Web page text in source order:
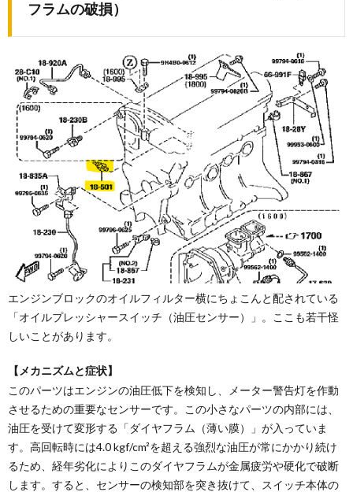
フラムの破損）
エンジンブロックのオイルフィルター横にちょこんと配されている
「オイルプレッシャースイッチ（油圧センサー）」。ここも若干怪
しいことがあります。
【メカニズムと症状】
このパーツはエンジンの油圧低下を検知し、メーター警告灯を作動
させるための重要なセンサーです。この小さなパーツの内部には、
油圧を受けて変形する「ダイヤフラム（薄い膜）」が入っていま
す。高回転時には4.0 kgf/cm²を超える強烈な油圧が常にかかり続け
るため、経年劣化によりこのダイヤフラムが金属疲労や硬化で破断
します。すると、センサーの検知部を突き抜けて、スイッチ本体の